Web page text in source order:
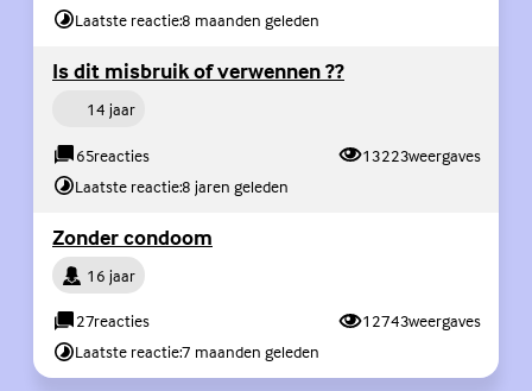
Laatste reactie:8 maanden geleden
Is dit misbruik of verwennen ??
Persoon14 jaar
65reacties 13223weergaves
Laatste reactie:8 jaren geleden
Zonder condoom
Persoon16 jaar
27reacties 12743weergaves
Laatste reactie:7 maanden geleden